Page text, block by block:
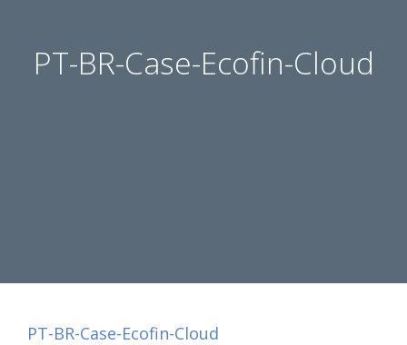
PT-BR-Case-Ecofin-Cloud
PT-BR-Case-Ecofin-Cloud